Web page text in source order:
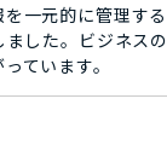
一元的に管理す
した。ビジネス
ています。